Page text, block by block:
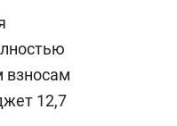
взносам
12,7